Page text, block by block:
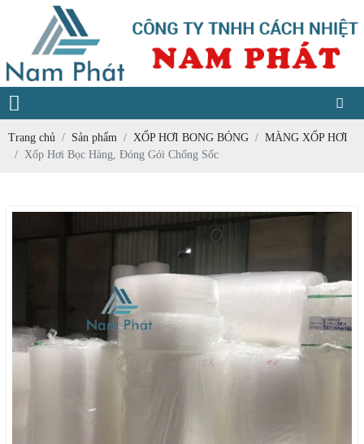
Trang chủ Sản phẩm XỐP HƠI BONG BÓNG
MÀNG XỐP HƠI
Xốp Hơi Bọc Hàng, Đóng Gói Chống Sốc